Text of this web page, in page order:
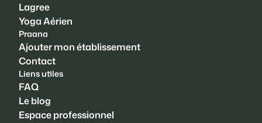
Lagree
Yoga Aérien
Praana
Ajouter mon établissement
Contact
Liens utiles
FAQ
Le blog
Espace professionnel